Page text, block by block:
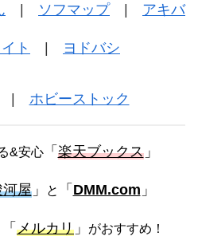
| ソフマップ| アキバ
ト | ヨドバシ
| ホビーストック
&安心「 楽天ブックス」
河屋」 と 「 DMM.com 」
「 メルカリ 」 がおすすめ！